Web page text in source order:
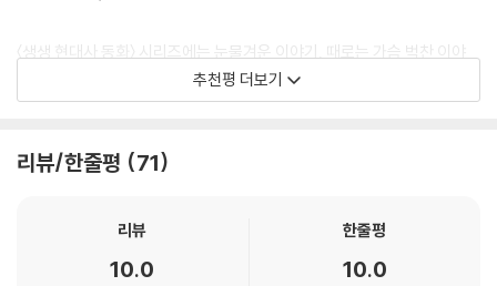
지 그림
· 1960년대: 4.19 혁명 《봄날이 달려온다》 은이결 글, 이장미 그림
· 1970년대: 새마을 운동과 산업화 《내일은 해가 뜬다》 고재현 글, 최경식
· 1980년대 ①: 이산 가족 찾기 《가족을 찾는 사람들》 은경 글, 이영환 그
· 1990년대: 재난과 붕괴 《1995, 무너지다》 이혜령 글, 양양 그림
· 2000년대: 2002 한일 월드컵 《세계를 향해 강슛!》 지슬영 글, 한아름
〈생생 현대사 동화〉 시리즈에는 눈물겨운 이야기, 때로는 가슴 벅찬 이야
기, 때로는 긴장으로 주먹을 꼭 쥐게 하는 이야기 들이 가득합니다. 우리나
라 현대사를 어린이 눈높이에 맞게 동화로 풀어내어 그 가치가 아름답게
것입니다.
추천평 더보기
리뷰/한줄평 71
리뷰
10.0
한줄평
10.0